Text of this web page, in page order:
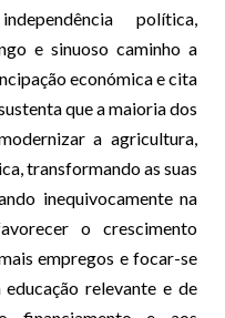
política,
e sinuoso caminho a
económica e cita
que a maioria dos
a agricultura,
transformando as suas
inequivocamente na
o crescimento
empregos e focar-se
relevante e de